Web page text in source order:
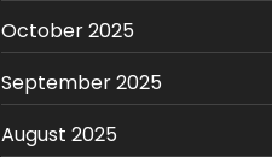
October 2025
September 2025
August 2025